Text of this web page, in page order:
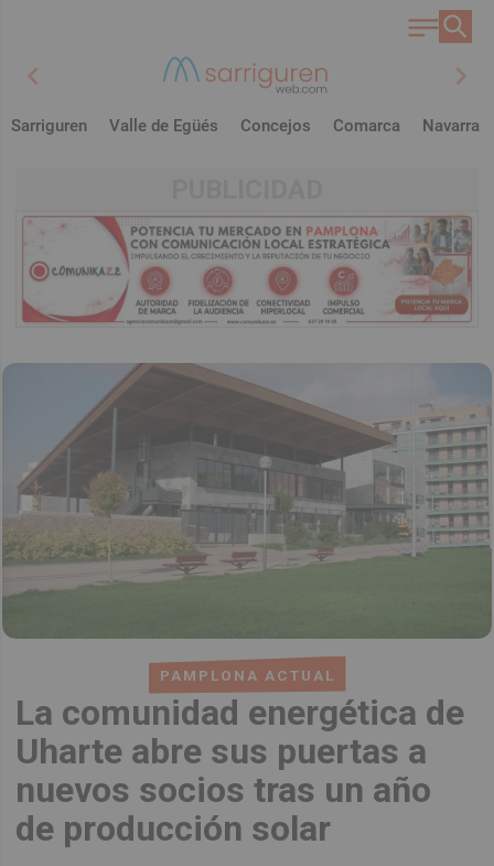
chevron_left chevron_right
Sarriguren Valle de Egüés Concejos Comarca Navarra
PAMPLONA ACTUAL
La comunidad energética de
Uharte abre sus puertas a
nuevos socios tras un año
de producción solar